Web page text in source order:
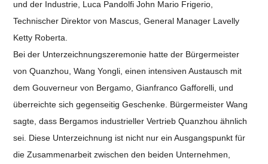
und der Industrie, Luca Pandolfi John Mario Frigerio,
Technischer Direktor von Mascus, General Manager Lavelly
Ketty Roberta.
Bei der Unterzeichnungszeremonie hatte der Bürgermeister
von Quanzhou, Wang Yongli, einen intensiven Austausch mit
dem Gouverneur von Bergamo, Gianfranco Gafforelli, und
überreichte sich gegenseitig Geschenke. Bürgermeister Wang
sagte, dass Bergamos industrieller Vertrieb Quanzhou ähnlich
sei. Diese Unterzeichnung ist nicht nur ein Ausgangspunkt für
die Zusammenarbeit zwischen den beiden Unternehmen,